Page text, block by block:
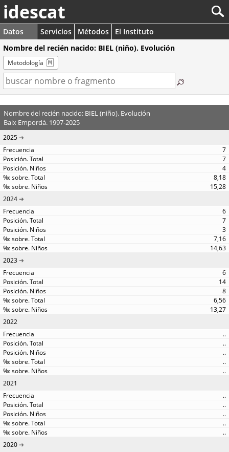
idescat
Datos Servicios Métodos
El Instituto
Nombre del recién nacido: BIEL (niño). Evolución
Metodología
Nombre del recién nacido: BIEL (niño). Evolución
Baix Empordà. 1997-2025
2025
7
7
4
8,18
15,28
2024
6
7
3
7,16
14,63
2023
6
14
8
6,56
13,27
2022
..
..
..
..
..
2021
..
..
..
..
..
2020